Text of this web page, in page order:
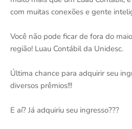
com muitas conexões e gente
Você não pode ficar de fora do
região! Luau Contábil da Unidesc.
Última chance para adquirir seu
diversos prêmios!!!
E aí? Já adquiriu seu ingresso???